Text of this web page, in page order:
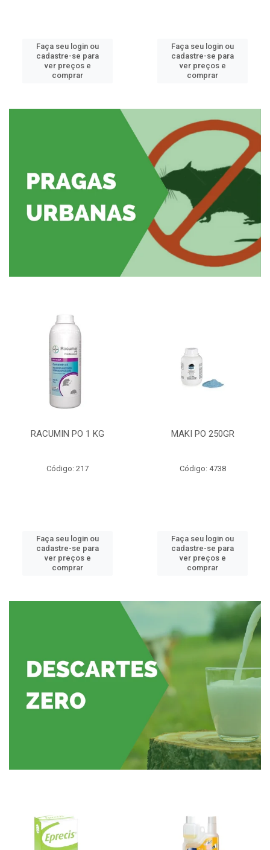
Faça seu login ou
cadastre-se para
ver preços e
comprar
Faça seu login ou
cadastre-se para
ver preços e
comprar
RACUMIN PO 1 KG
Código: 217
Faça seu login ou
cadastre-se para
ver preços e
comprar
MAKI PO 250GR
Código: 4738
Faça seu login ou
cadastre-se para
ver preços e
comprar